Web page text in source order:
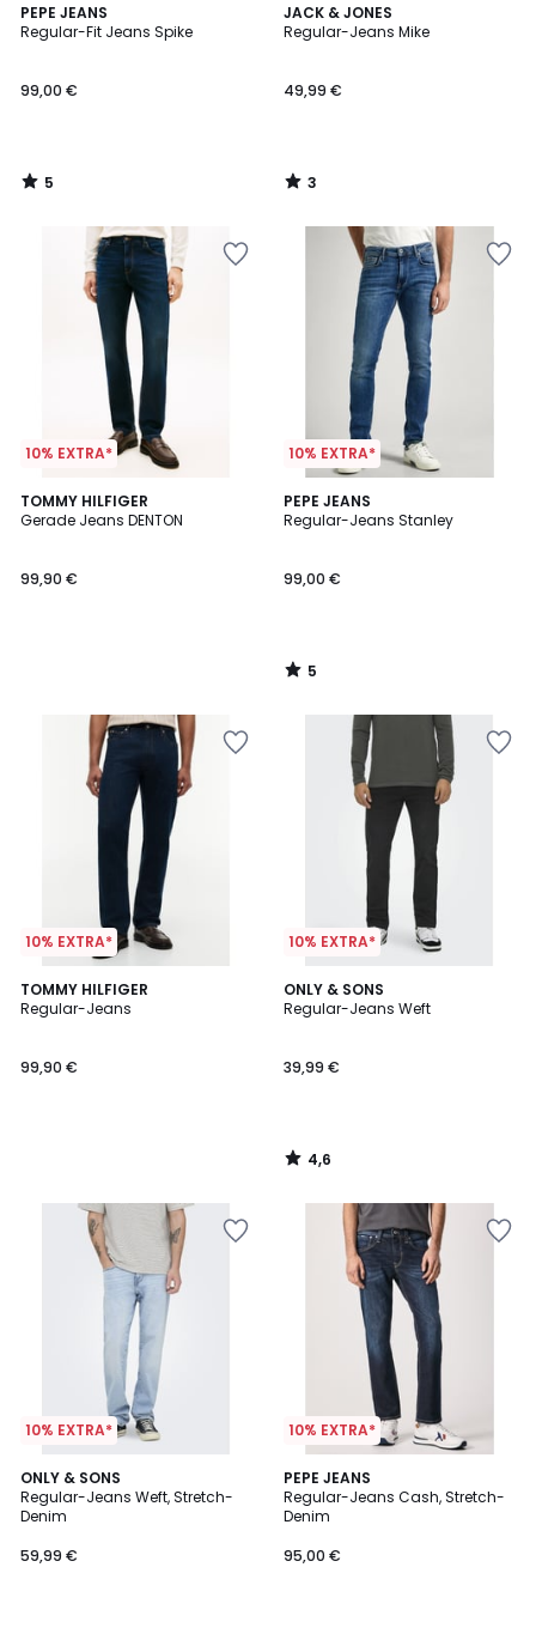
PEPE JEANS
Regular-Fit Jeans Spike
99,00 €
5
/
5
/
JACK & JONES
Regular-Jeans Mike
49,99 €
3
/
3
/
10% EXTRA*
TOMMY HILFIGER
Gerade Jeans DENTON
99,90 €
10% EXTRA*
PEPE JEANS
Regular-Jeans Stanley
99,00 €
5
/
5
/
10% EXTRA*
TOMMY HILFIGER
Regular-Jeans
99,90 €
10% EXTRA*
ONLY & SONS
Regular-Jeans Weft
39,99 €
4,6
/ 5
4,6
/
10% EXTRA*
ONLY & SONS
Regular-Jeans Weft, Stretch-
Denim
59,99 €
5
/
5
10% EXTRA*
PEPE JEANS
Regular-Jeans Cash, Stretch-
Denim
95,00 €
5
/
5